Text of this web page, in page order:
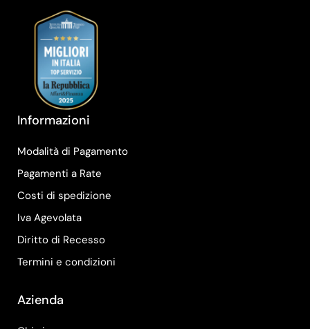
Informazioni
Modalità di Pagamento
Pagamenti a Rate
Costi di spedizione
Iva Agevolata
Diritto di Recesso
Termini e condizioni
Azienda